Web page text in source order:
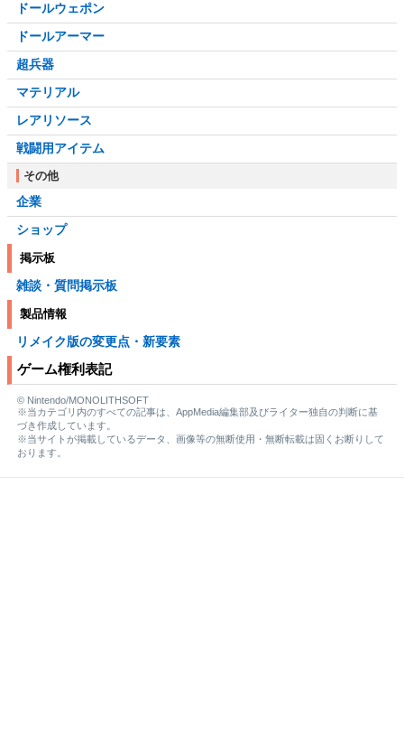
ドールウェポン
ドールアーマー
超兵器
マテリアル
レアリソース
戦闘用アイテム
その他
企業
ショップ
掲示板
雑談・質問掲示板
製品情報
リメイク版の変更点・新要素
ゲーム権利表記
© Nintendo/MONOLITHSOFT
※当カテゴリ内のすべての記事は、AppMedia編集部及びライター独自の判断に基
づき作成しています。
※当サイトが掲載しているデータ、画像等の無断使用・無断転載は固くお断りして
おります。